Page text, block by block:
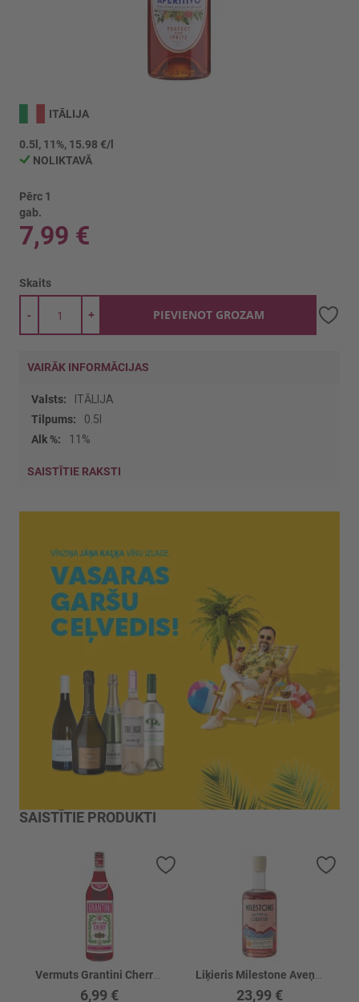
galerijas
sākumu
ITĀLIJA
0.5l, 11%, 15.98 €/l
NOLIKTAVĀ
Pērc 1
gab.
7,99 €
Skaits
+
- PIEVIENOT GROZAM
VAIRĀK INFORMĀCIJAS
Vairāk
informācijas
ITĀLIJA
0.5l
11%
SAISTĪTIE RAKSTI
SAISTĪTIE PRODUKTI
6,99 € 23,99 €